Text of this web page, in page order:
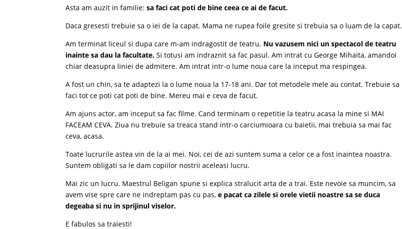
Asta am auzit in familie:sa faci cat poti de bine ceea ce ai de facut.
Daca gresesti trebuie sa o iei de la capat. Mama ne rupea foile gresite si trebuia sa o luam de la capat.
Am terminat liceul si dupa care m-am indragostit de teatru. Nu vazusem nici un spectacol de teatru
inainte sa dau la facultate. Si totusi am indraznit sa fac pasul. Am intrat cu George Mihaita, amandoi
chiar deasupra liniei de admitere. Am intrat intr-o lume noua care la inceput ma respingea.
A fost un chin, sa te adaptezi la o lume noua la 17-18 ani. Dar tot metodele mele au contat. Trebuie sa
faci tot ce poti cat poti de bine. Mereu mai e ceva de facut.
Am ajuns actor, am inceput sa fac filme. Cand terminam o repetitie la teatru acasa la mine si MAI
FACEAM CEVA. Ziua nu trebuie sa treaca stand intr-o carciumioara cu baietii, mai trebuia sa mai fac
ceva, acasa.
Toate lucrurile astea vin de la ai mei. Noi, cei de azi suntem suma a celor ce a fost inaintea noastra.
Suntem obligati sa le dam copiilor nostrii aceleasi lucru.
Mai zic un lucru. Maestrul Beligan spune si explica stralucit arta de a trai. Este nevoie sa muncim, sa
avem vise spre care ne indreptam pas cu pas,e pacat ca zilele si orele vietii noastre sa se duca
degeaba si nu in sprijinul viselor.
E fabulos sa traiesti!